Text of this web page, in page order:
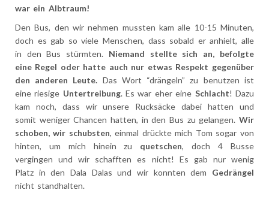
war ein Albtraum!
Den Bus, den wir nehmen mussten kam alle 10-15 Minuten,
doch es gab so viele Menschen, dass sobald er anhielt, alle
in den Bus stürmten. Niemand stellte sich an, befolgte
eine Regel oder hatte auch nur etwas Respekt gegenüber
den anderen Leute. Das Wort “drängeln” zu benutzen ist
eine riesige Untertreibung. Es war eher eine Schlacht! Dazu
kam noch, dass wir unsere Rucksäcke dabei hatten und
somit weniger Chancen hatten, in den Bus zu gelangen. Wir
schoben, wir schubsten, einmal drückte mich Tom sogar von
hinten, um mich hinein zu quetschen, doch 4 Busse
vergingen und wir schafften es nicht! Es gab nur wenig
Platz in den Dala Dalas und wir konnten dem Gedrängel
nicht standhalten.